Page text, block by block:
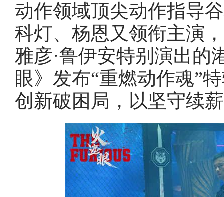
动作领域顶尖动作指导
科灯、杨恩又领衔主演
雅彦·鲁伊安特别演出的
眼》发布“重燃动作魂”
创新破困局，以坚守续